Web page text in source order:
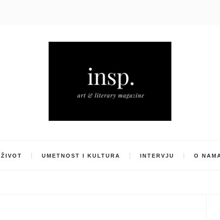
ŽIVOT UMETNOST I KULTURA INTERVJU O